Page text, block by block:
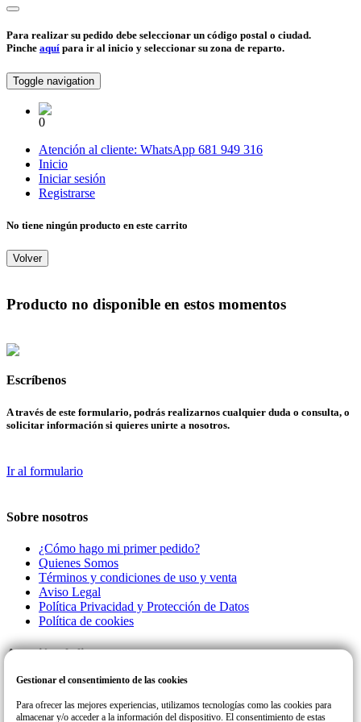
Para realizar su pedido debe seleccionar un código postal o ciudad.
Pinche aquí para ir al inicio y seleccionar su zona de reparto.
Toggle navigation
0
Atención al cliente: WhatsApp 681 949 316
Inicio
Iniciar sesión
Registrarse
No tiene ningún producto en este carrito
Volver
Producto no disponible en estos momentos
Escríbenos
A través de este formulario, podrás realizarnos cualquier duda o consulta, o
solicitar información si quieres unirte a nosotros.
Ir al formulario
Sobre nosotros
¿Cómo hago mi primer pedido?
Quienes Somos
Términos y condiciones de uso y venta
Aviso Legal
Política Privacidad y Protección de Datos
Política de cookies
Atención al cliente
Llamanos a este número de teléfono para cualquier consulta o incidencia
Gestionar el consentimiento de las cookies
Para ofrecer las mejores experiencias, utilizamos tecnologías como las cookies para
almacenar y/o acceder a la información del dispositivo. El consentimiento de estas